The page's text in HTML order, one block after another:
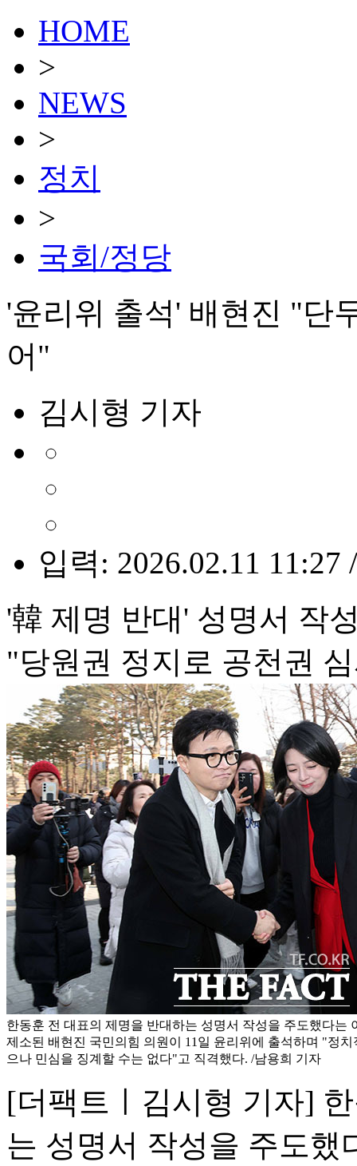
HOME
>
NEWS
>
정치
>
국회/정당
'윤리위 출석' 배현진 "단
어"
김시형 기자
입력: 2026.02.11 11:27
'韓 제명 반대' 성명서 작
"당원권 정지로 공천권
한동훈 전 대표의 제명을 반대하는 성명서 작성을 주도했다는
제소된 배현진 국민의힘 의원이 11일 윤리위에 출석하며 "정
으나 민심을 징계할 수는 없다"고 직격했다. /남용희 기자
[더팩트ㅣ김시형 기자]
는 성명서 작성을 주도했